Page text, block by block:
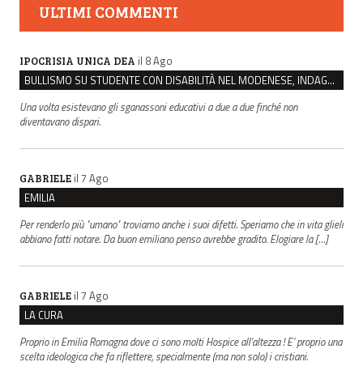
ULTIMI COMMENTI
IPOCRISIA UNICA DEA il 8 Ago
BULLISMO SU STUDENTE CON DISABILITÀ NEL MODENESE, INDAGATI DUE RAGAZZI DI 16 ANNI
Una volta esistevano gli sganassoni educativi a due a due finché non
diventavano dispari.
GABRIELE il 7 Ago
EMILIA
Per renderlo più "umano" troviamo anche i suoi difetti. Speriamo che in vita glieli
abbiano fatti notare. Da buon emiliano penso avrebbe gradito. Elogiare la […]
GABRIELE il 7 Ago
LA CURA
Proprio in Emilia Romagna dove ci sono molti Hospice all’altezza ! E’ proprio una
scelta ideologica che fa riflettere, specialmente (ma non solo) i cristiani.